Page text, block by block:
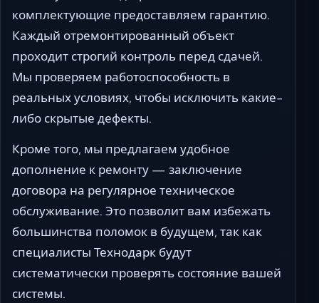
комплектующие предоставляем гарантию.
Каждый отремонтированный объект
проходит строгий контроль перед сдачей.
Мы проверяем работоспособность в
реальных условиях, чтобы исключить какие-
либо скрытые дефекты.
Кроме того, мы предлагаем удобное
дополнение к ремонту — заключение
договора на регулярное техническое
обслуживание. Это позволит вам избежать
большинства поломок в будущем, так как
специалисты Технодарк будут
систематически проверять состояние вашей
системы.